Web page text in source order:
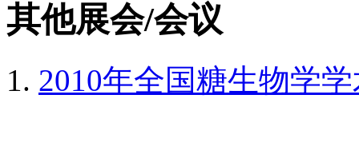
其他展会/会议
2010年全国糖生物学